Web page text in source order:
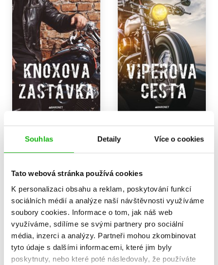
Souhlas Detaily Více o cookies
Tato webová stránka používá cookies
K personalizaci obsahu a reklam, poskytování funkcí
sociálních médií a analýze naší návštěvnosti využíváme
soubory cookies. Informace o tom, jak náš web
využíváme, sdílíme se svými partnery pro sociální
média, inzerci a analýzy. Partneři mohou zkombinovat
tyto údaje s dalšími informacemi, které jim byly
poskytnuty, nebo které poté následovaly, že používáte
Knoxova zastávka
Jamie Begley
263 Kč329 Kč
Do košíku
Viperova cesta
Jamie Begley
279 Kč349 Kč